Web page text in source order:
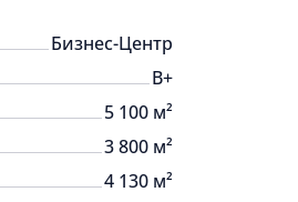
Бизнес-Центр
B+
5 100 м²
3 800 м²
4 130 м²